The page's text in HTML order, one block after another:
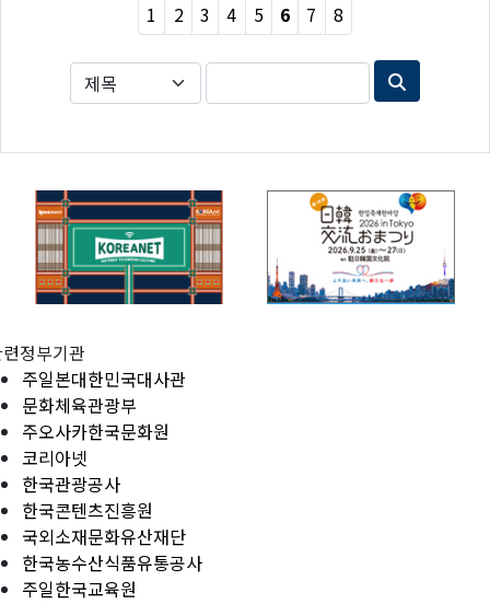
1 2 3 4 5 6 7 8
정부기관
주일본대한민국대사관
문화체육관광부
주오사카한국문화원
코리아넷
한국관광공사
한국콘텐츠진흥원
국외소재문화유산재단
한국농수산식품유통공사
주일한국교육원